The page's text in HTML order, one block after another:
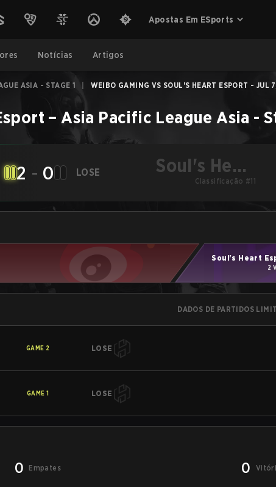
Apostas Em ESports
Notícias Artigos
ASIA - STAGE 1 WEIBO GAMING VS SOUL'S HEART ESPORT - JUL
–Asia Pacific League Asia -
2 - 0 LOSE
Soul's Heart
Esport
Classificação #11
Soul's Heart
2
DADOS DE PARTIDOS
GAME 2 LOSE
GAME 1 LOSE
0 Empates 0